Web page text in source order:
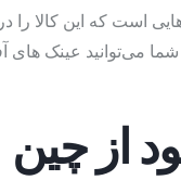
است که این کالا
از چین